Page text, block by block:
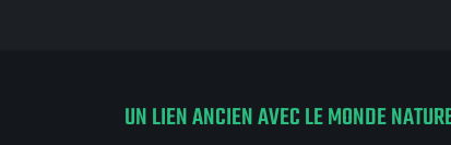
UN LIEN ANCIEN AVEC LE MONDE